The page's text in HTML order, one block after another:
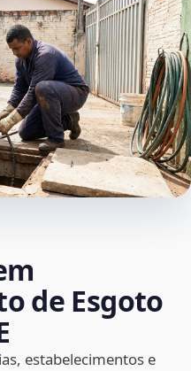
de Esgoto
estabelecimentos e